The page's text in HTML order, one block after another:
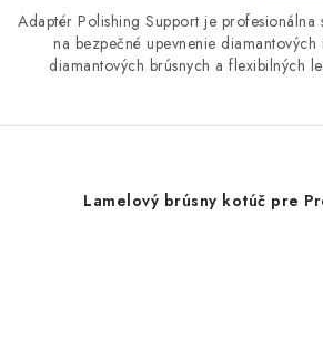
Adaptér Polishing Support je profesionálna
na bezpečné upevnenie
diamantových brúsnych a flexibilných
Lamelový brúsny kotúč pre